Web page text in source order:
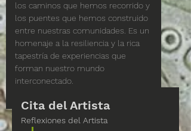
los caminos que hemos recorrido y
los puentes que hemos construido
entre nuestras comunidades. Es un
homenaje a la resiliencia y la rica
tapestría de experiencias que
forman nuestro mundo
interconectado.
Cita del Artista
Reflexiones del Artista